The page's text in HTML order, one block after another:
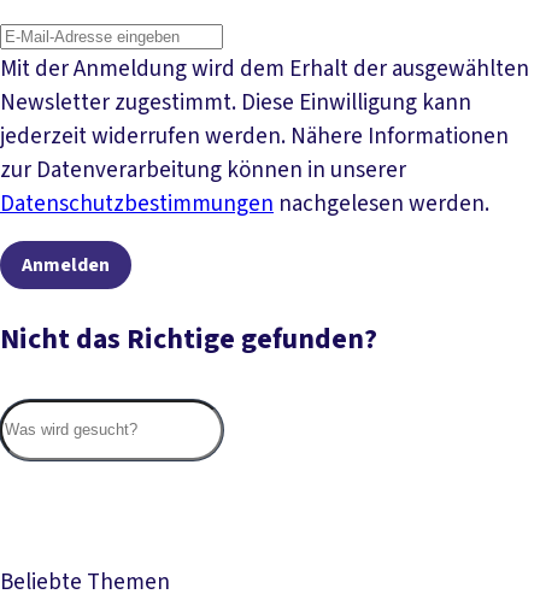
Mit der Anmeldung wird dem Erhalt der ausgewählten
Newsletter zugestimmt. Diese Einwilligung kann
jederzeit widerrufen werden. Nähere Informationen
zur Datenverarbeitung können in unserer
Datenschutzbestimmungen nachgelesen werden.
Anmelden
Nicht das Richtige gefunden?
Beliebte Themen